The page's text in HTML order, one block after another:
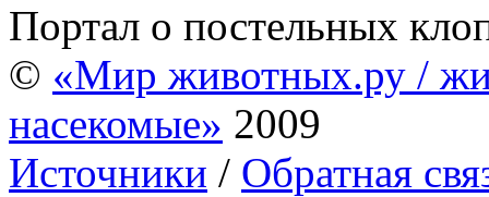
Портал о постельных
© «Мир животных.ру /
насекомые» 2009
Источники / Обратная